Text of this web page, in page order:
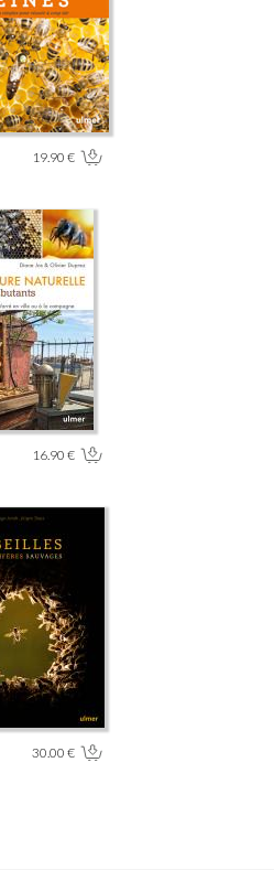
19.90 €
16.90 €
30.00 €